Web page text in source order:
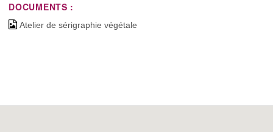
DOCUMENTS :
Atelier de sérigraphie végétale